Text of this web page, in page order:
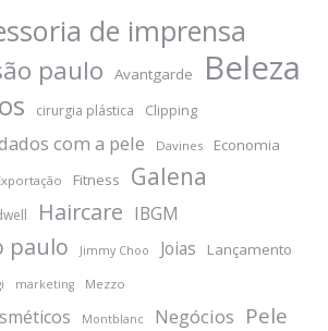
de imprensa
paulo Avantgarde Beleza
cirurgia plástica Clipping
com a pele Davines Economia
Fitness Galena
Haircare IBGM
paulo Jimmy Choo Joias Lançamento
marketing Mezzo
Montblanc Negócios Pele